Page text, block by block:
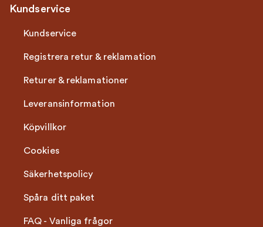
Kundservice
Kundservice
Registrera retur & reklamation
Returer & reklamationer
Leveransinformation
Köpvillkor
Cookies
Säkerhetspolicy
Spåra ditt paket
FAQ - Vanliga frågor